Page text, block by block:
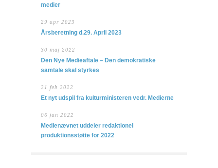
medier
29 apr 2023
Årsberetning d.29. April 2023
30 maj 2022
Den Nye Medieaftale – Den demokratiske
samtale skal styrkes
21 feb 2022
Et nyt udspil fra kulturministeren vedr. Medierne
06 jan 2022
Medienævnet uddeler redaktionel
produktionsstøtte for 2022